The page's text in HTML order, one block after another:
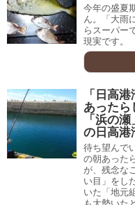
今年の盛夏
ん。「大
らスーパー
現実です。
「日高
あったら
「浜の
の日高港
待ち望んで
の朝あった
が、残念な
い目」をし
いた「地元